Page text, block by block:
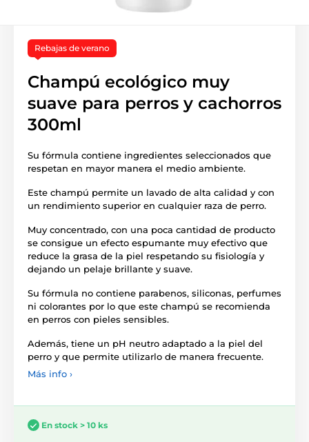
Rebajas de verano
Champú ecológico muy
suave para perros y cachorros
300ml
Su fórmula contiene ingredientes seleccionados que
respetan en mayor manera el medio ambiente.
Este champú permite un lavado de alta calidad y con
un rendimiento superior en cualquier raza de perro.
Muy concentrado, con una poca cantidad de producto
se consigue un efecto espumante muy efectivo que
reduce la grasa de la piel respetando su fisiología y
dejando un pelaje brillante y suave.
Su fórmula no contiene parabenos, siliconas, perfumes
ni colorantes por lo que este champú se recomienda
en perros con pieles sensibles.
Además, tiene un pH neutro adaptado a la piel del
perro y que permite utilizarlo de manera frecuente.
Más info ›
En stock > 10 ks